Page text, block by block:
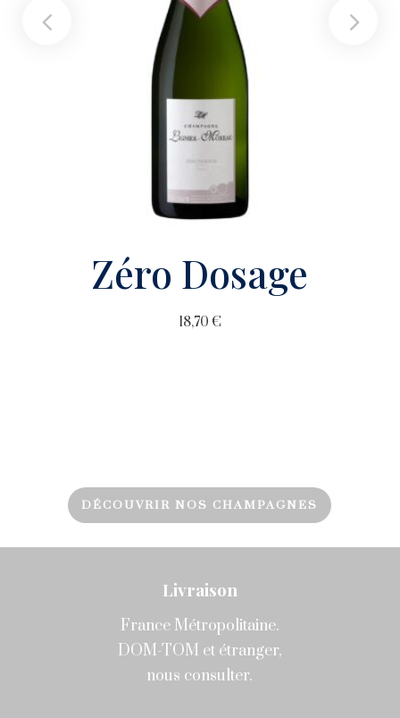
Zéro Dosage
18,70 €
DÉCOUVRIR NOS CHAMPAGNES
Livraison
France Métropolitaine.
DOM-TOM et étranger,
nous consulter.